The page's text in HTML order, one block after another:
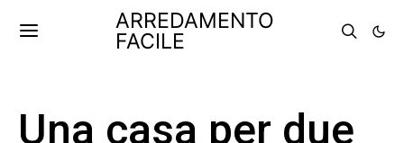
ARREDAMENTO
FACILE
Una casa per due